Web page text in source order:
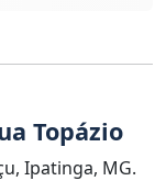
Topázio
Ipatinga, MG.